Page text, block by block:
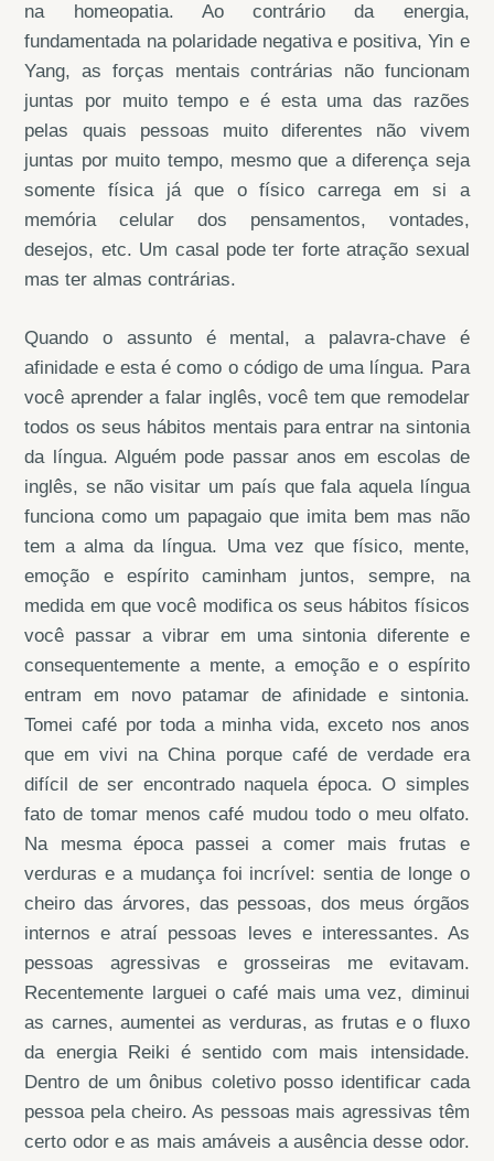
na homeopatia. Ao contrário da energia,
fundamentada na polaridade negativa e positiva, Yin e
Yang, as forças mentais contrárias não funcionam
juntas por muito tempo e é esta uma das razões
pelas quais pessoas muito diferentes não vivem
juntas por muito tempo, mesmo que a diferença seja
somente física já que o físico carrega em si a
memória celular dos pensamentos, vontades,
desejos, etc. Um casal pode ter forte atração sexual
mas ter almas contrárias.
Quando o assunto é mental, a palavra-chave é
afinidade e esta é como o código de uma língua. Para
você aprender a falar inglês, você tem que remodelar
todos os seus hábitos mentais para entrar na sintonia
da língua. Alguém pode passar anos em escolas de
inglês, se não visitar um país que fala aquela língua
funciona como um papagaio que imita bem mas não
tem a alma da língua. Uma vez que físico, mente,
emoção e espírito caminham juntos, sempre, na
medida em que você modifica os seus hábitos físicos
você passar a vibrar em uma sintonia diferente e
consequentemente a mente, a emoção e o espírito
entram em novo patamar de afinidade e sintonia.
Tomei café por toda a minha vida, exceto nos anos
que em vivi na China porque café de verdade era
difícil de ser encontrado naquela época. O simples
fato de tomar menos café mudou todo o meu olfato.
Na mesma época passei a comer mais frutas e
verduras e a mudança foi incrível: sentia de longe o
cheiro das árvores, das pessoas, dos meus órgãos
internos e atraí pessoas leves e interessantes. As
pessoas agressivas e grosseiras me evitavam.
Recentemente larguei o café mais uma vez, diminui
as carnes, aumentei as verduras, as frutas e o fluxo
da energia Reiki é sentido com mais intensidade.
Dentro de um ônibus coletivo posso identificar cada
pessoa pela cheiro. As pessoas mais agressivas têm
certo odor e as mais amáveis a ausência desse odor.